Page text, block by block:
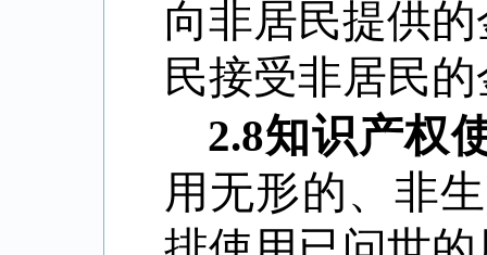
向非居民提供
民接受非居民
2.8知识产权
用无形的、非